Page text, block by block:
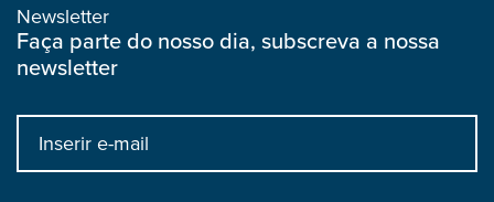
Newsletter
Faça parte do nosso dia, subscreva a nossa
newsletter
Input
bootstrap